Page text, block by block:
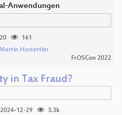
Anwendungen
161
Martin Hostettler
FrOSCon 2022
in Tax Fraud?
2024-12-29
3.3k